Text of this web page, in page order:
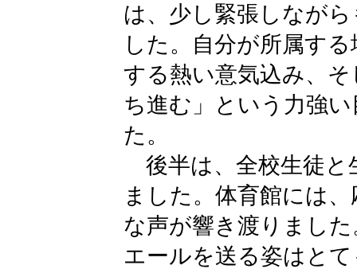
は、少し緊張しなが
した。自分が所属す
する熱い意気込み、
ち進む」という力強
た。
後半は、全校生徒と
ました。体育館には
な声が響き渡りまし
エールを送る姿はと